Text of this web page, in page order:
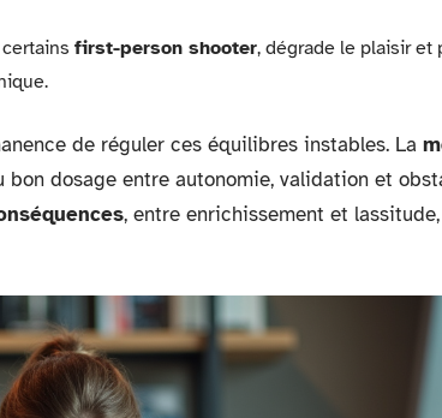
first-person shooter, dégrade le plaisir et
de réguler ces équilibres instables. La
dosage entre autonomie, validation et
, entre enrichissement et